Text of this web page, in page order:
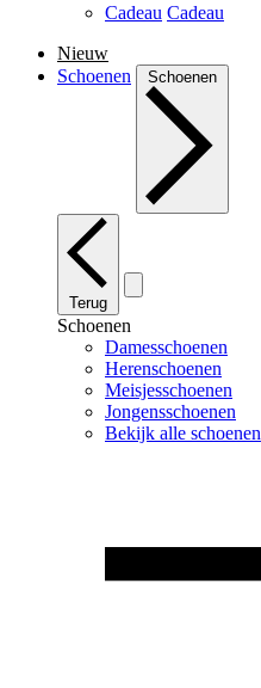
Cadeau Cadeau
Nieuw
Schoenen
Schoenen
Terug
Schoenen
Damesschoenen
Herenschoenen
Meisjesschoenen
Jongensschoenen
Bekijk alle schoenen